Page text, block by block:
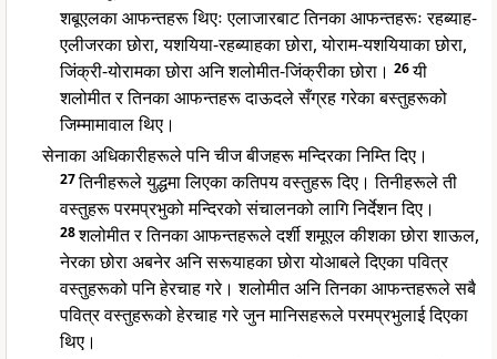
शबूएलका आफन्तहरू थिएः एलाजारबाट तिनका आफन्तहरूः रहब्याह-
एलीजरका छोरा, यशयिया-रहब्याहका छोरा, योराम-यशयियाका छोरा,
जिंक्री-योरामका छोरा अनि शलोमीत-जिंक्रीका छोरा। 26यी
शलोमीत र तिनका आफन्तहरू दाऊदले सँग्रह गरेका बस्तुहरूको
जिम्मामावाल थिए।
सेनाका अधिकारीहरूले पनि चीज बीजहरू मन्दिरका निम्ति दिए।
27तिनीहरूले युद्धमा लिएका कतिपय वस्तुहरू दिए। तिनीहरूले ती
वस्तुहरू परमप्रभुको मन्दिरको संचालनको लागि निर्देशन दिए।
28शलोमीत र तिनका आफन्तहरूले दर्शी शमूएल कीशका छोरा शाऊल,
नेरका छोरा अबनेर अनि सरूयाहका छोरा योआबले दिएका पवित्र
वस्तुहरूको पनि हेरचाह गरे। शलोमीत अनि तिनका आफन्तहरूले सबै
पवित्र वस्तुहरूको हेरचाह गरे जुन मानिसहरूले परमप्रभुलाई दिएका
थिए।